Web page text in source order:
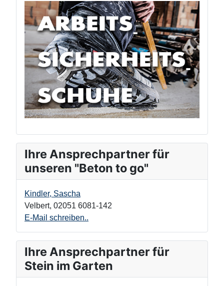
Ihre Ansprechpartner für
unseren "Beton to go"
Kindler, Sascha
Velbert, 02051 6081-142
E-Mail schreiben..
Ihre Ansprechpartner für
Stein im Garten